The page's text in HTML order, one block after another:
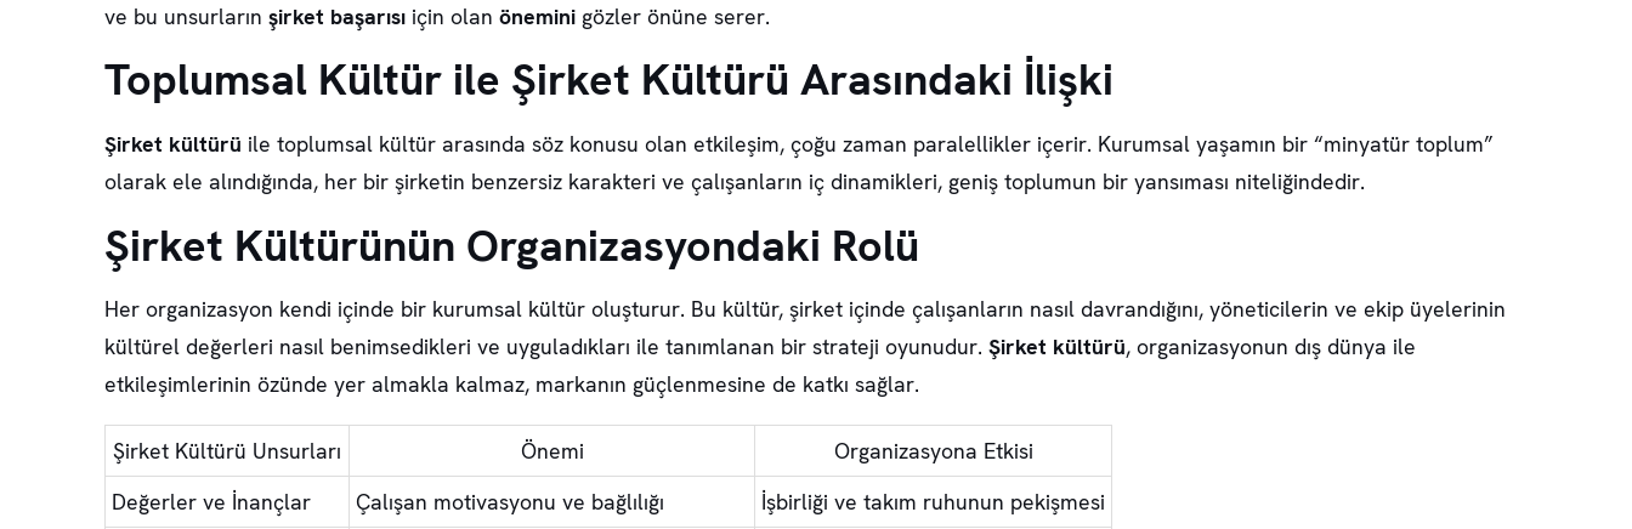
ve bu unsurların şirket başarısı için olan önemini gözler önüne serer.
Toplumsal Kültür ile Şirket Kültürü Arasındaki İlişki
Şirket kültürü ile toplumsal kültür arasında söz konusu olan etkileşim, çoğu zaman paralellikler içerir. Kurumsal yaşamın bir “minyatür toplum”
olarak ele alındığında, her bir şirketin benzersiz karakteri ve çalışanların iç dinamikleri, geniş toplumun bir yansıması niteliğindedir.
Şirket Kültürünün Organizasyondaki Rolü
Her organizasyon kendi içinde bir kurumsal kültür oluşturur. Bu kültür, şirket içinde çalışanların nasıl davrandığını, yöneticilerin ve ekip üyelerinin
kültürel değerleri nasıl benimsedikleri ve uyguladıkları ile tanımlanan bir strateji oyunudur. Şirket kültürü, organizasyonun dış dünya ile
etkileşimlerinin özünde yer almakla kalmaz, markanın güçlenmesine de katkı sağlar.
Şirket Kültürü Unsurları Önemi
Organizasyona Etkisi
Değerler ve İnançlar
Çalışan motivasyonu ve bağlılığı
İşbirliği ve takım ruhunun pekişmesi